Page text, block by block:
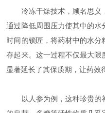
冷冻干燥技术，顾名思义
通过降低周围压力使其中的水
时间的锁匠，将药材中的水
存起来。这一过程不仅最大
显著延长了其保质期，让药效
以人参为例，这种珍贵的